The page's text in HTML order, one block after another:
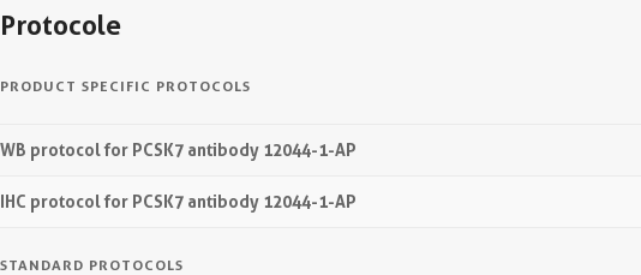
Protocole
PRODUCT SPECIFIC PROTOCOLS
WB protocol for PCSK7 antibody 12044-1-AP
IHC protocol for PCSK7 antibody 12044-1-AP
STANDARD PROTOCOLS